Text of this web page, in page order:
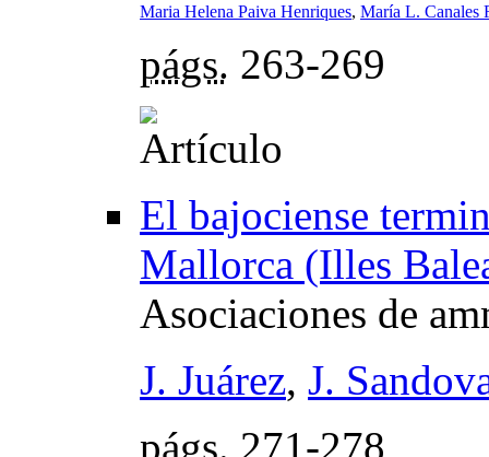
Maria Helena Paiva Henriques, María L. Canales
págs. 263-269
El bajociense
Mallorca (Illes
Asociaciones de
J. Juárez, J.
págs. 271-278